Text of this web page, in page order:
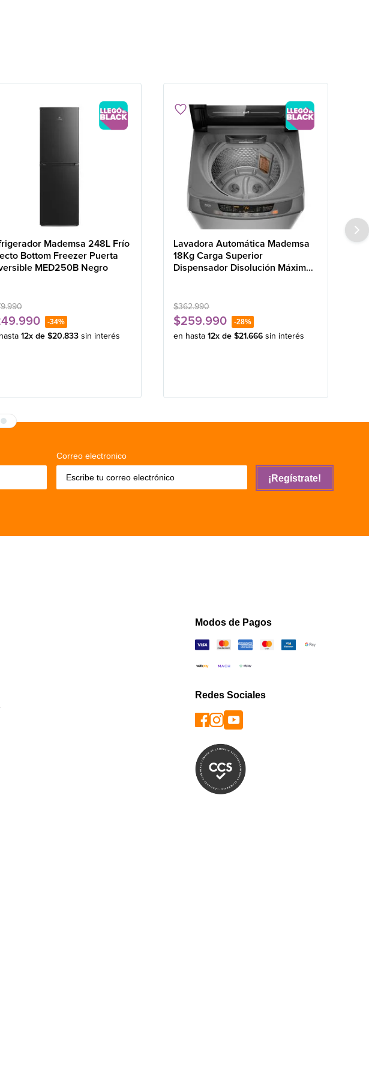
Mademsa 248L Frío
Bottom Freezer Puerta
MED250B Negro
.990
.990 -34%
12x de $20.833 sin interés
Lavadora Automática Mademsa
18Kg Carga Superior
Dispensador Disolución Máxima
$362.990
$259.990 -28%
en hasta 12x de $21 .666 sin interés
Correo electronico
¡Regístrate!
Modos de Pagos
Redes Sociales